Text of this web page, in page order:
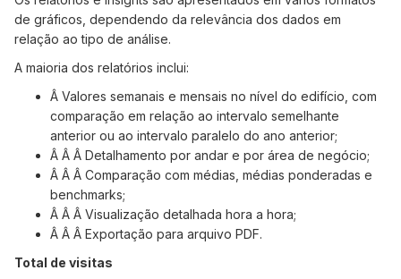
de gráficos, dependendo da relevância dos dados em
relação ao tipo de análise.
A maioria dos relatórios inclui:
Â Valores semanais e mensais no nível do edifício, com
comparação em relação ao intervalo semelhante
anterior ou ao intervalo paralelo do ano anterior;
Â Â Â Detalhamento por andar e por área de negócio;
Â Â Â Comparação com médias, médias ponderadas e
benchmarks;
Â Â Â Visualização detalhada hora a hora;
Â Â Â Exportação para arquivo PDF.
Total de visitas